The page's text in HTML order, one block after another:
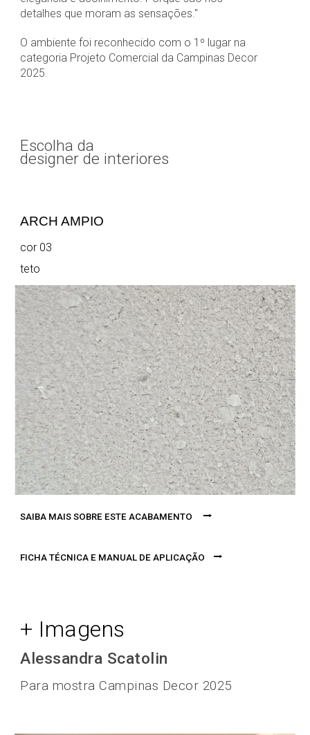
detalhes que moram as sensações."
O ambiente foi reconhecido com o 1º lugar na
categoria Projeto Comercial da Campinas Decor
2025.
Escolha da
designer de interiores
ARCH AMPIO
cor 03
teto
SAIBA MAIS SOBRE ESTE ACABAMENTO ⭢
FICHA TÉCNICA E MANUAL DE APLICAÇÃO ⭢
+ Imagens
Alessandra Scatolin
Para mostraCampinas Decor 2025